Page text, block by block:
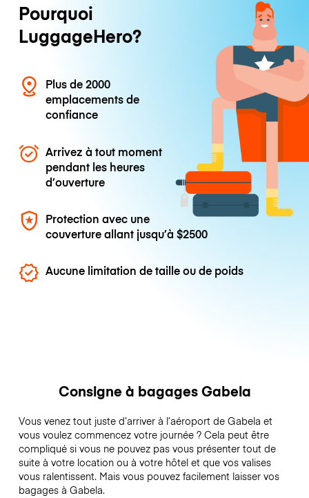
Pourquoi
LuggageHero?
Plus de 2000
emplacements de
confiance
Arrivez à tout moment
pendant les heures
d’ouverture
Protection avec une
couverture allant jusqu’à$2500
Aucune limitation de taille ou de poids
Consigne à bagages Gabela
Vous venez tout juste d’arriver à l’aéroport de Gabela et
vous voulez commencez votre journée ? Cela peut être
compliqué si vous ne pouvez pas vous présenter tout de
suite à votre location ou à votre hôtel et que vos valises
vous ralentissent. Mais vous pouvez facilement laisser vos
bagages à Gabela.